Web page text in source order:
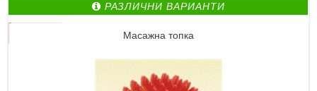
РАЗЛИЧНИ ВАРИАНТИ
Масажна топка